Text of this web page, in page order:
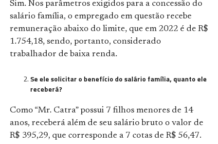
Sim. Nos parâmetros exigidos para a concessão do
salário família, o empregado em questão recebe
remuneração abaixo do limite, que em 2022 é de R$
1.754,18, sendo, portanto, considerado
trabalhador de baixa renda.
Se ele solicitar o benefício do salário família, quanto ele
receberá?
Como “Mr. Catra” possui 7 filhos menores de 14
anos, receberá além de seu salário bruto o valor de
R$ 395,29, que corresponde a 7 cotas de R$ 56,47.